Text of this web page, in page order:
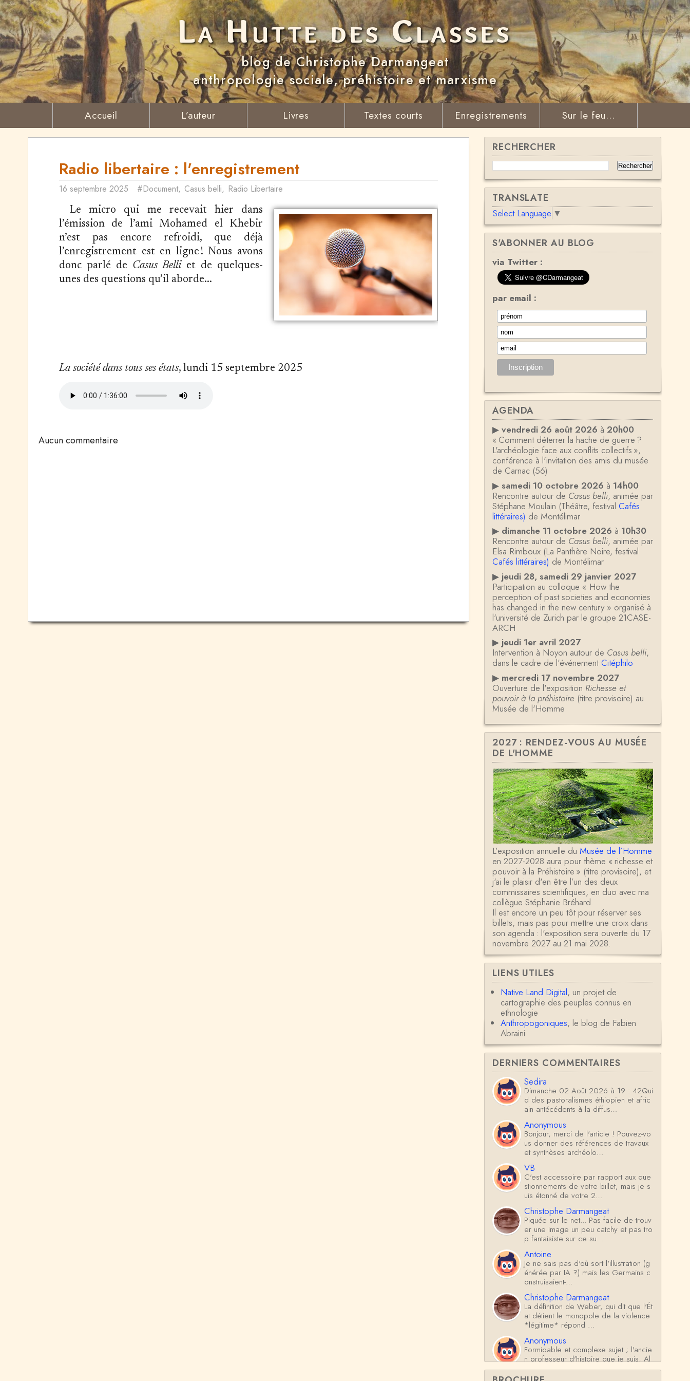
La Hutte des Classes
blog de Christophe Darmangeat
anthropologie sociale, préhistoire et marxisme
Accueil L’auteur Livres Textes courts Enregistrements Sur le feu...
Radio libertaire : l'enregistrement
16 septembre 2025 #Document, Casus belli, Radio Libertaire
Le micro qui me recevait hier dans
l’émission de l’ami Mohamed el Khebir
n’est pas encore refroidi, que déjà
l’enregistrement est en ligne ! Nous avons
donc parlé de Casus Belli et de quelques-
unes des questions qu’il aborde...
La société dans tous ses états, lundi 15 septembre 2025
Aucun commentaire
RECHERCHER
TRANSLATE
Select Language ▼
S'ABONNER AU BLOG
via Twitter :
par email :
AGENDA
▶ vendredi 26 août 2026 à 20h00
« Comment déterrer la hache de guerre ?
L'archéologie face aux conflits collectifs »,
conférence à l'invitation des amis du musée
de Carnac (56)
▶ samedi 10 octobre 2026 à 14h00
Rencontre autour de Casus belli, animée par
Stéphane Moulain (Théâtre, festival Cafés
littéraires) de Montélimar
▶ dimanche 11 octobre 2026 à 10h30
Rencontre autour de Casus belli, animée par
Elsa Rimboux (La Panthère Noire, festival
Cafés littéraires) de Montélimar
▶ jeudi 28, samedi 29 janvier 2027
Participation au colloque « How the
perception of past societies and economies
has changed in the new century » organisé à
l'université de Zurich par le groupe 21CASE-
ARCH
▶ jeudi 1er avril 2027
Intervention à Noyon autour de Casus belli,
dans le cadre de l'événementCitéphilo
▶ mercredi 17 novembre 2027
Ouverture de l'exposition Richesse et
pouvoir à la préhistoire(titre provisoire) au
Musée de l'Homme
2027 : RENDEZ-VOUS AU MUSÉE
DE L'HOMME
L’exposition annuelle du Musée de l’Homme
en 2027-2028 aura pour thème « richesse et
pouvoir à la Préhistoire » (titre provisoire), et
j'ai le plaisir d'en être l’un des deux
commissaires scientifiques, en duo avec ma
collègue Stéphanie Bréhard.
Il est encore un peu tôt pour réserver ses
billets, mais pas pour mettre une croix dans
son agenda : l'exposition sera ouverte du 17
novembre 2027 au 21 mai 2028.
LIENS UTILES
Native Land Digital, un projet de
cartographie des peuples connus en
ethnologie
Anthropogoniques, le blog de Fabien
Abraini
DERNIERS COMMENTAIRES
Sedira
Dimanche 02 Août 2026 à 19 : 42Qui
d des pastoralismes éthiopien et afric
ain antécédents à la diffus…
Anonymous
Bonjour, merci de l'article ! Pouvez-vo
us donner des références de travaux
et synthèses archéolo…
VB
C'est accessoire par rapport aux que
stionnements de votre billet, mais je s
uis étonné de votre 2…
Christophe Darmangeat
Piquée sur le net... Pas facile de trouv
er une image un peu catchy et pas tro
p fantaisiste sur ce su…
Antoine
Je ne sais pas d'où sort l'illustration (g
énérée par IA ?) mais les Germains c
onstruisaient-…
Christophe Darmangeat
La définition de Weber, qui dit que l'Ét
at détient le monopole de la violence
*légitime* répond …
Anonymous
Formidable et complexe sujet ; l'ancie
n professeur d'histoire que je suis, Al
sacien de surcr…